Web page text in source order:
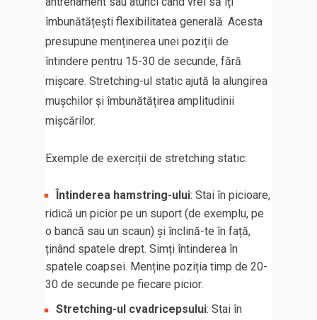
îmbunătățești flexibilitatea generală. Acesta
presupune menținerea unei poziții de
întindere pentru 15-30 de secunde, fără
mișcare. Stretching-ul static ajută la alungirea
mușchilor și îmbunătățirea amplitudinii
mișcărilor.
Exemple de exerciții de stretching static:
Întinderea hamstring-ului: Stai în picioare,
ridică un picior pe un suport (de exemplu, pe
o bancă sau un scaun) și înclină-te în față,
ținând spatele drept. Simți întinderea în
spatele coapsei. Menține poziția timp de 20-
30 de secunde pe fiecare picior.
Stretching-ul cvadricepsului: Stai în